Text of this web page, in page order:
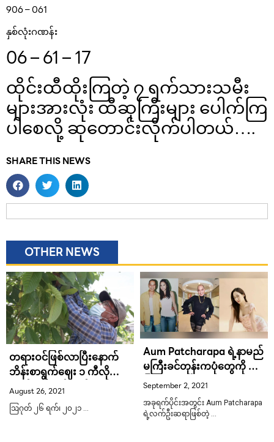
906 – 061
နှစ်လုံးဂဏန်း
06 – 61 – 17
ထိုင်းထီထိုးကြတဲ့ ၇ ရက်သားသမီး
များအားလုံး ထီဆုကြီးများ ပေါက်ကြ
ပါစေလို့ ဆုတောင်းလိုက်ပါတယ်….
SHARE THIS NEWS
OTHER NEWS
တရားဝင်ဖြစ်လာပြီးနောက်
ဘိန်းစာရွက်ဈေး ၁ ကီလို
ဘတ် ၅၀၀ ခုန်တက်
August 26, 2021
ဩဂုတ် ၂၆ ရက်၊ ၂၀၂၁ …
Aum Patcharapa ရဲ့နာမည်
မကြီးခင်တုန်းကပုံတွေကို ချ
ပြခဲ့တဲ့ လက်ဦးဆရာ Oops
Wiriya
September 2, 2021
အခုရက်ပိုင်းအတွင်း Aum Patcharapa
ရဲ့လက်ဦးဆရာဖြစ်တဲ့ …